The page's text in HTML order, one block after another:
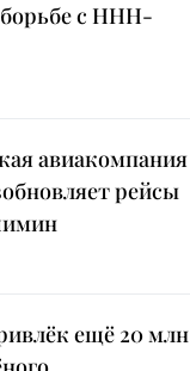
с ННН-
авиакомпания
рейсы
ещё 20 млн